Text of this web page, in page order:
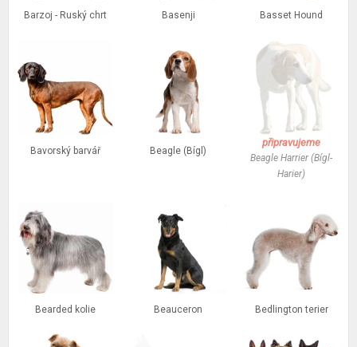
Barzoj - Ruský chrt Basenji Basset Hound
Bavorský barvář Beagle (Bígl)
připravujeme
Beagle Harrier (Bígl-
Harier)
Bearded kolie Beauceron Bedlington terier